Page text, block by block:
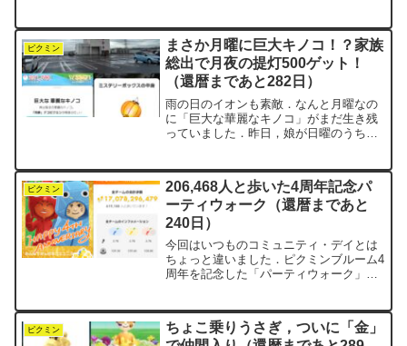
ベルフラワーが咲いていて，白・赤・青
どれも，しっかりエキスを...
ピクミン
まさか月曜に巨大キノコ！？家族
総出で月夜の提灯500ゲット！
（還暦まであと282日）
雨の日のイオンも素敵．なんと月曜なの
に「巨大な華麗なキノコ」がまだ生き残
っていました．昨日，娘が日曜のうちに
が変わった瞬間に即参戦．他の家族も
次々と合流し，気づけば参...
ピクミン
206,468人と歩いた4周年記念パ
ーティウォーク（還暦まであと
240日）
今回はいつものコミュニティ・デイとは
ちょっと違いました．ピクミンブルーム4
周年を記念した「パーティウォーク」と
レイヤー全員が赤・青・黄の3チームにラ
ンダムで...
ピクミン
ちょこ乗りうさぎ，ついに「金」